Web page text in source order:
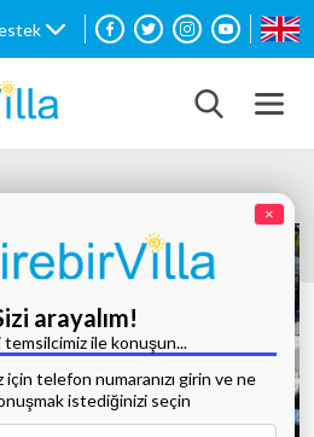
×
arayalım!
ile konuşun...
için telefon numaranızı girin ve ne
istediğinizi seçin